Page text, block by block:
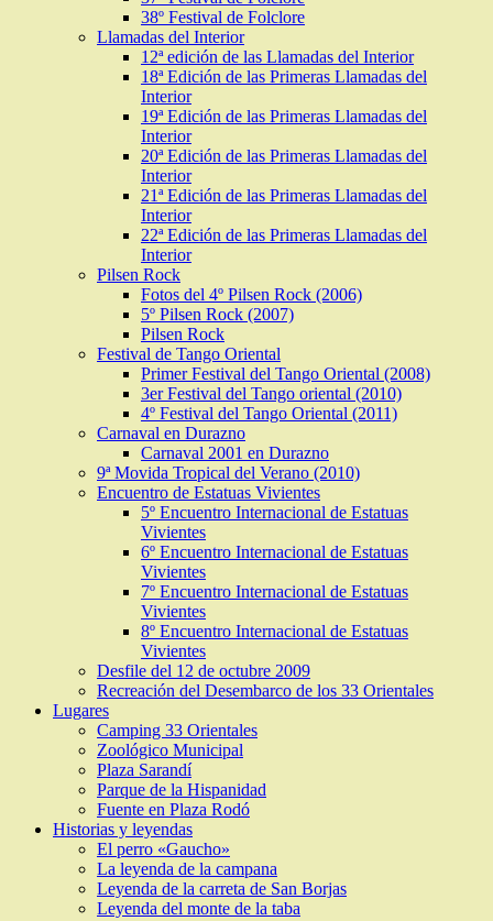
38º Festival de Folclore
Llamadas del Interior
12ª edición de las Llamadas del Interior
18ª Edición de las Primeras Llamadas del
Interior
19ª Edición de las Primeras Llamadas del
Interior
20ª Edición de las Primeras Llamadas del
Interior
21ª Edición de las Primeras Llamadas del
Interior
22ª Edición de las Primeras Llamadas del
Interior
Pilsen Rock
Fotos del 4º Pilsen Rock (2006)
5º Pilsen Rock (2007)
Pilsen Rock
Festival de Tango Oriental
Primer Festival del Tango Oriental (2008)
3er Festival del Tango oriental (2010)
4º Festival del Tango Oriental (2011)
Carnaval en Durazno
Carnaval 2001 en Durazno
9ª Movida Tropical del Verano (2010)
Encuentro de Estatuas Vivientes
5º Encuentro Internacional de Estatuas
Vivientes
6º Encuentro Internacional de Estatuas
Vivientes
7º Encuentro Internacional de Estatuas
Vivientes
8º Encuentro Internacional de Estatuas
Vivientes
Desfile del 12 de octubre 2009
Recreación del Desembarco de los 33 Orientales
Lugares
Camping 33 Orientales
Zoológico Municipal
Plaza Sarandí
Parque de la Hispanidad
Fuente en Plaza Rodó
Historias y leyendas
El perro «Gaucho»
La leyenda de la campana
Leyenda de la carreta de San Borjas
Leyenda del monte de la taba